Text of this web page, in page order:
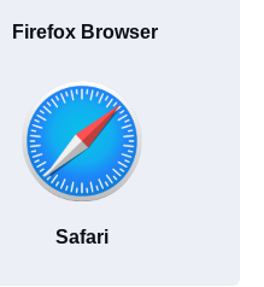
Firefox Browser
Safari